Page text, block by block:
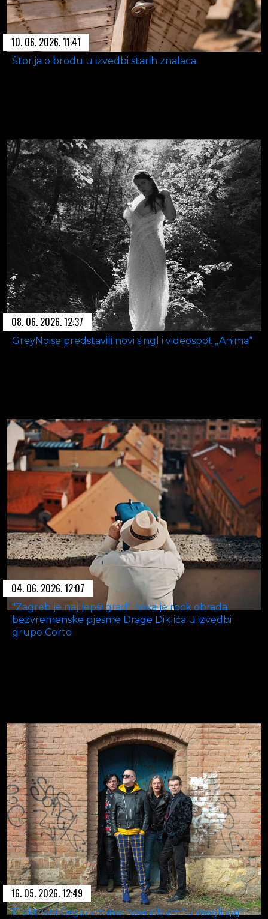
10. 06. 2026. 11:41
Štorija o brodu u izvedbi starih znalaca
08. 06. 2026. 12:37
GreyNoise predstavili novi singl i videospot „Anima“
04. 06. 2026. 12:07
"Zagreb je najljepši grad" nova je rock obrada
bezvremenske pjesme Drage Diklića u izvedbi
grupe Corto
16. 05. 2026. 12:49
Električni Orgazam ima novi album "U magli sjaj" i